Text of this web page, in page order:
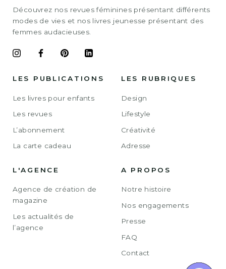
Découvrez nos revues féminines présentant différents
modes de vies et nos livres jeunesse présentant des
femmes audacieuses.
LES PUBLICATIONS
Les livres pour enfants
Les revues
L’abonnement
La carte cadeau
LES RUBRIQUES
Design
Lifestyle
Créativité
Adresse
L'AGENCE
Agence de création de
magazine
Les actualités de
l’agence
A PROPOS
Notre histoire
Nos engagements
Presse
FAQ
Contact